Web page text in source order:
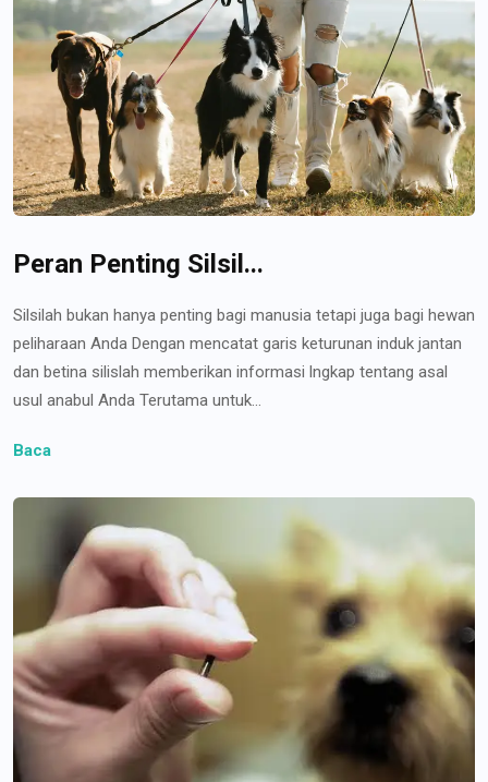
Peran Penting Silsil...
Silsilah bukan hanya penting bagi manusia tetapi juga bagi hewan
peliharaan Anda Dengan mencatat garis keturunan induk jantan
dan betina silislah memberikan informasi lngkap tentang asal
usul anabul Anda Terutama untuk...
Baca